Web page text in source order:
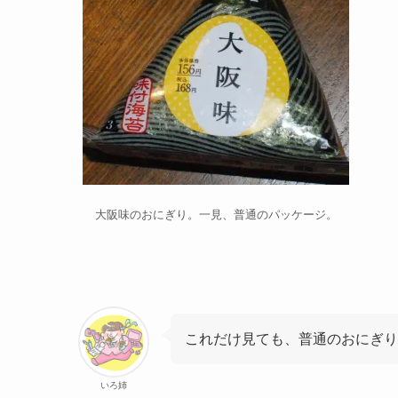
大阪味のおにぎり。一見、普通のパッケージ。
いろ姉
これだけ見ても、普通のおにぎ